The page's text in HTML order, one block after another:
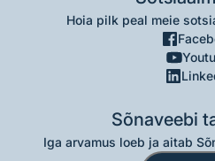
Hoia pilk peal meie
Sõnaveebi
Iga arvamus loeb ja aitab